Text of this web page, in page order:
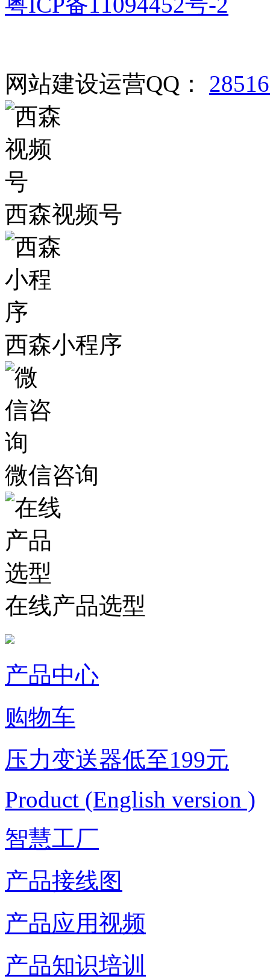
网站建设运营QQ：
西森视频号
西森小程序
微信咨询
在线产品选型
产品中心
购物车
压力变送器低至199元
Product (English version )
智慧工厂
产品接线图
产品应用视频
产品知识培训